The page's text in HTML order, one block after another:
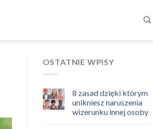
OSTATNIE WPISY
8 zasad dzięki którym
unikniesz naruszenia
wizerunku innej osoby